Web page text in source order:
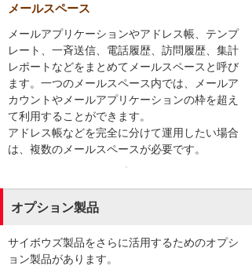
メールスペース
メールアプリケーションやアドレス帳、テンプ
レート、一斉送信、電話履歴、訪問履歴、集計
レポートなどをまとめてメールスペースと呼び
ます。一つのメールスペース内では、メールア
カウントやメールアプリケーションの枠を超え
て利用することができます。
アドレス帳などを完全に分けて運用したい場合
は、複数のメールスペースが必要です。
オプション製品
サイボウズ製品をさらに活用するためのオプシ
ョン製品があります。